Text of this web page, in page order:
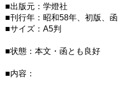
■出版元：学燈社
■刊行年：昭和58年、初版、函
■サイズ：A5判
■状態：本文・函とも良好
■内容：